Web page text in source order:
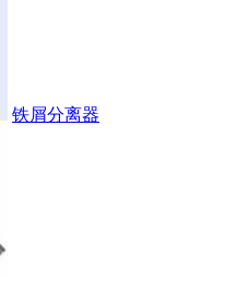
铁屑分离器